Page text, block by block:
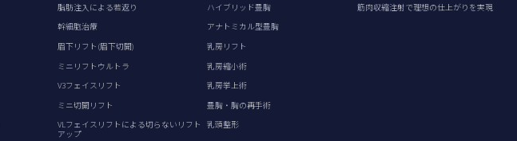
脂肪注入による若返り
幹細胞治療
眉下リフト(眉下切開)
ミニリフトウルトラ
V3フェイスリフト
ミニ切開リフト
VLフェイスリフトによる切らないリフト
アップ
ハイブリッド豊胸
アナトミカル型豊胸
乳房リフト
乳房縮小術
乳房挙上術
豊胸・胸の再手術
乳頭整形
筋肉収縮注射で理想の仕上がりを実現